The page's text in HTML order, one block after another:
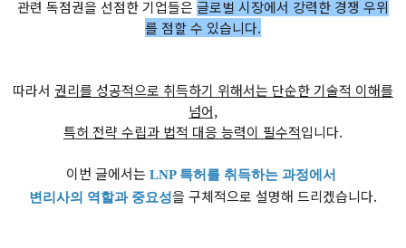
관련 독점권을 선점한 기업들은 글로벌 시장에서 강력한 경쟁 우위
를 점할 수 있습니다.
따라서 권리를 성공적으로 취득하기 위해서는​ 단순한 기술적 이해를
넘어,
특허 전략 수립과 법적 대응 능력이 필수적입니다.
이번 글에서는 LNP 특허를 취득하는 과정에서
변리사의 역할과 중요성을 구체적으로 설명해 드리겠습니다.